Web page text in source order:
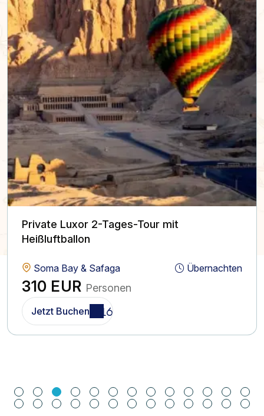
Private Luxor 2-Tages-Tour mit
Heißluftballon
Soma Bay & Safaga Übernachten
310 EUR Personen
Jetzt Buchen